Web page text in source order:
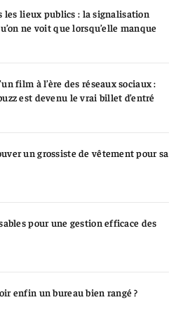
les lieux publics : la signalisation
ne voit que lorsqu’elle manque
film à l’ère des réseaux sociaux :
est devenu le vrai billet d’entré
un grossiste de vêtement pour sa
pour une gestion efficace des
enfin un bureau bien rangé ?